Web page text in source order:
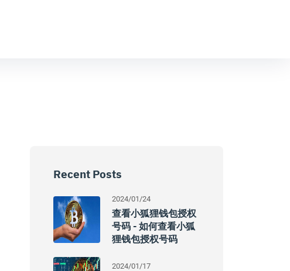
Recent Posts
2024/01/24
查看小狐狸钱包授权
号码 - 如何查看小狐
狸钱包授权号码
2024/01/17